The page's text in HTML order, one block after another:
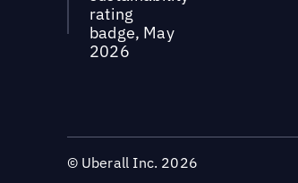
© Uberall Inc. 2026